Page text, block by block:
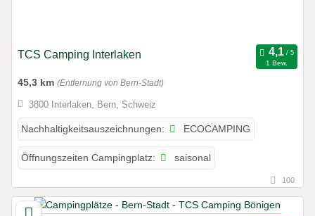
TCS Camping Interlaken
1 Bew.
45,3 km (Entfernung von Bern-Stadt)
3800 Interlaken, Bern, Schweiz
Nachhaltigkeitsauszeichnungen: ECOCAMPING
Öffnungszeiten Campingplatz: saisonal
100